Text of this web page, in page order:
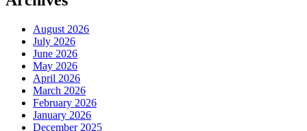
August 2026
July 2026
June 2026
May 2026
April 2026
March 2026
February 2026
January 2026
December 2025